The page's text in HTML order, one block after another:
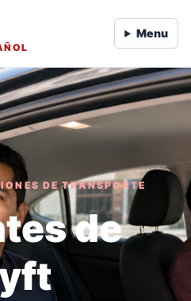
Menu
DE TRANSPORTE
de